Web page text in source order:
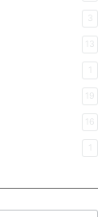
19
16